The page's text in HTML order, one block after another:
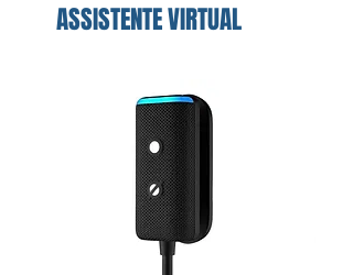
ASSISTENTE VIRTUAL